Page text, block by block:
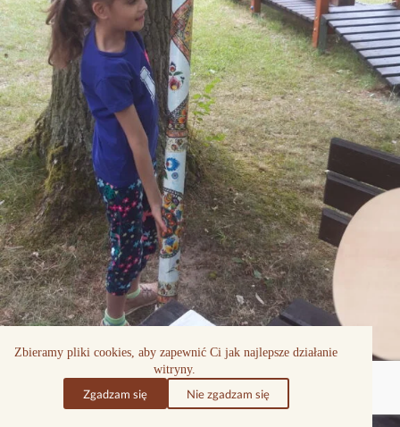
Zbieramy pliki cookies, aby zapewnić Ci jak najlepsze działanie
witryny.
Zgadzam się Nie zgadzam się